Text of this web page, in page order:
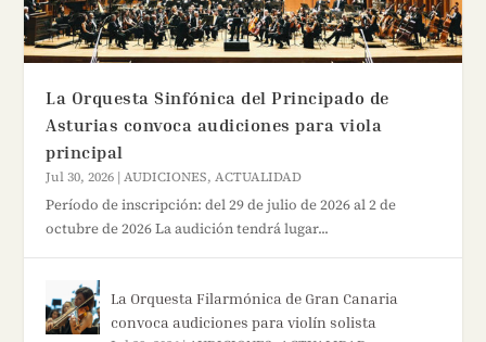
La Orquesta Sinfónica del Principado de
Asturias convoca audiciones para viola
principal
Jul 30, 2026 |AUDICIONES,ACTUALIDAD
Período de inscripción: del 29 de julio de 2026 al 2 de
octubre de 2026 La audición tendrá lugar...
La Orquesta Filarmónica de Gran Canaria
convoca audiciones para violín solista